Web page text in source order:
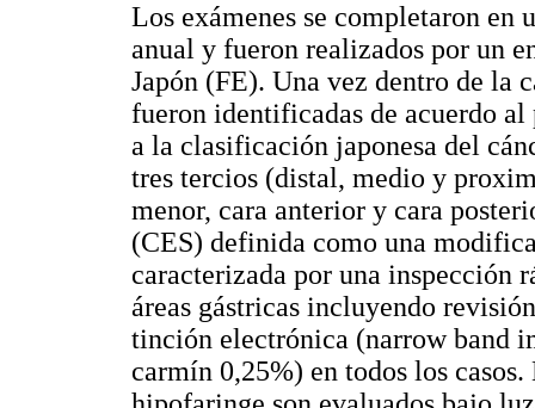
Los exámenes se completaron en
anual y fueron realizados por un
Japón (FE). Una vez dentro de la
fueron identificadas de acuerdo
a la clasificación japonesa del
tres tercios (distal, medio y
menor, cara anterior y cara
(CES) definida como una
caracterizada por una inspección
áreas gástricas incluyendo
tinción electrónica (narrow band
carmín 0,25%) en todos los